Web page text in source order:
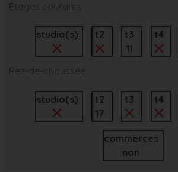
Étages courants
studio(s) t2
t3
11
t4
Rez-de-chaussée
studio(s)
t2
17
t3 t4
commerces
non